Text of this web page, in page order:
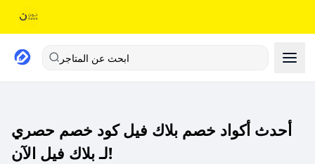
ابحث عن المتاجر
أحدث أكواد خصم بلاك فيل كود خصم حصري
لـ بلاك فيل الآن!